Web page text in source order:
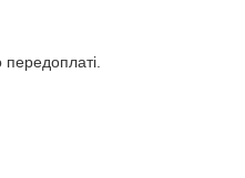
передоплаті.